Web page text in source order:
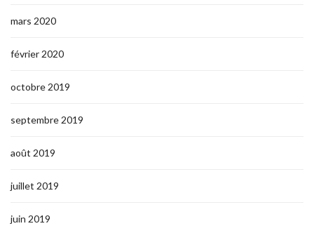
mars 2020
février 2020
octobre 2019
septembre 2019
août 2019
juillet 2019
juin 2019